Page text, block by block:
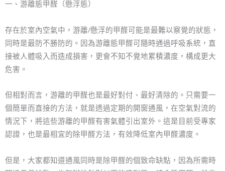
一、游離態甲醛（懸浮態）
存在於室內空氣中，游離/懸浮的甲醛可能是最難以察覺的狀態，
同時是最防不勝防的。因為游離態甲醛可隨時通過呼吸系統，直
接被人體吸入而造成損害，更會不知不覺地累積濃度，構成更大
危害。
但相對而言，游離的甲醛也是最好對付、最好清除的。只需要一
個簡單而直接的方法，就是透過定期的開窗通風，在空氣對流的
情況下，將這些游離的甲醛有害氣體引出室外。這是目前受專家
認證，也是最相宜的除甲醛方法，有效降低室內甲醛濃度。
但是，大家都知道通風同時是除甲醛的個致命缺點，因為所需時